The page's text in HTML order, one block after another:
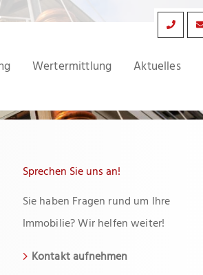
Wertermittlung Aktuelles
Sprechen Sie uns an!
Sie haben Fragen rund um Ihre
Immobilie? Wir helfen weiter!
Kontakt aufnehmen